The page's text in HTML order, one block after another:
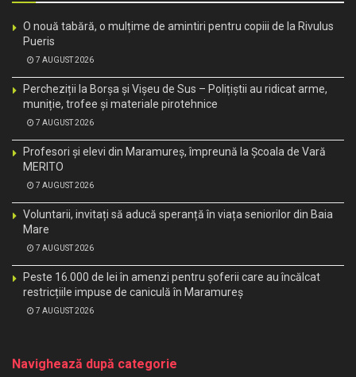
O nouă tabără, o mulțime de amintiri pentru copiii de la Rivulus
Pueris
7 AUGUST 2026
Percheziții la Borșa și Vișeu de Sus – Polițiștii au ridicat arme,
muniție, trofee și materiale pirotehnice
7 AUGUST 2026
Profesori și elevi din Maramureș, împreună la Școala de Vară
MERITO
7 AUGUST 2026
Voluntarii, invitați să aducă speranță în viața seniorilor din Baia
Mare
7 AUGUST 2026
Peste 16.000 de lei în amenzi pentru șoferii care au încălcat
restricțiile impuse de caniculă în Maramureș
7 AUGUST 2026
Navighează după categorie